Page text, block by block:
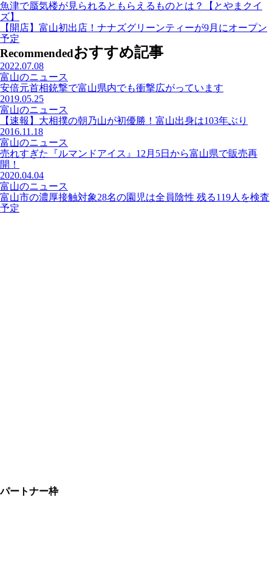
魚津で蜃気楼が見られるともらえるものとは？【とやまクイ
ズ】
【開店】富山初出店！ナナズグリーンティーが9月にオープン
予定
Recommendedおすすめ記事
2022.07.08
富山のニュース
安倍元首相銃撃で富山県内でも衝撃広がっています
2019.05.25
富山のニュース
【速報】大相撲の朝乃山が初優勝！富山出身は103年ぶり
2016.11.18
富山のニュース
売れすぎた『ルマンドアイス』12月5日から富山県で販売再
開！
2020.04.04
富山のニュース
富山市の濃厚接触対象28名の園児は全員陰性 残る119人を検査
予定
パートナー枠